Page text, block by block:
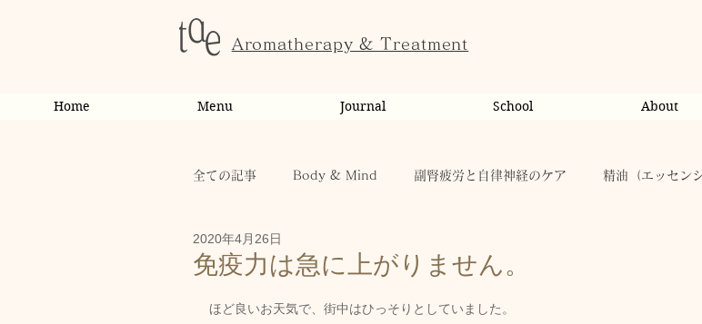
Aromatherapy & Treatment
Home Menu Journal School About
全ての記事 Body & Mind 副腎疲労と自律神経のケア 精油（エッセン
お客様の変化・ご感想
からだのこと
免疫力は急に上がりません。
2020年4月26日
ほど良いお天気で、街中はひっそりとしていました。